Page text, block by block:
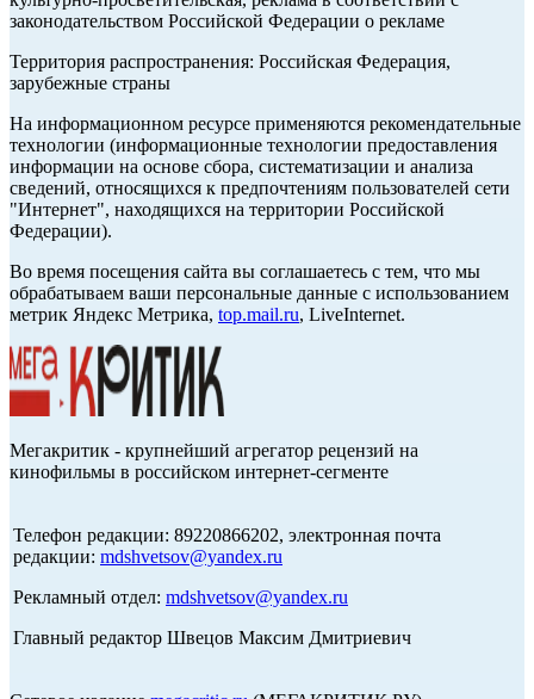
законодательством Российской Федерации о рекламе
Территория распространения: Российская Федерация,
зарубежные страны
На информационном ресурсе применяются рекомендательные
технологии (информационные технологии предоставления
информации на основе сбора, систематизации и анализа
сведений, относящихся к предпочтениям пользователей сети
"Интернет", находящихся на территории Российской
Федерации).
Во время посещения сайта вы соглашаетесь с тем, что мы
обрабатываем ваши персональные данные с использованием
метрик Яндекс Метрика, top.mail.ru, LiveInternet.
Мегакритик - крупнейший агрегатор рецензий на
кинофильмы в российском интернет-сегменте
Телефон редакции: 89220866202, электронная почта
редакции: mdshvetsov@yandex.ru
Рекламный отдел: mdshvetsov@yandex.ru
Главный редактор Швецов Максим Дмитриевич